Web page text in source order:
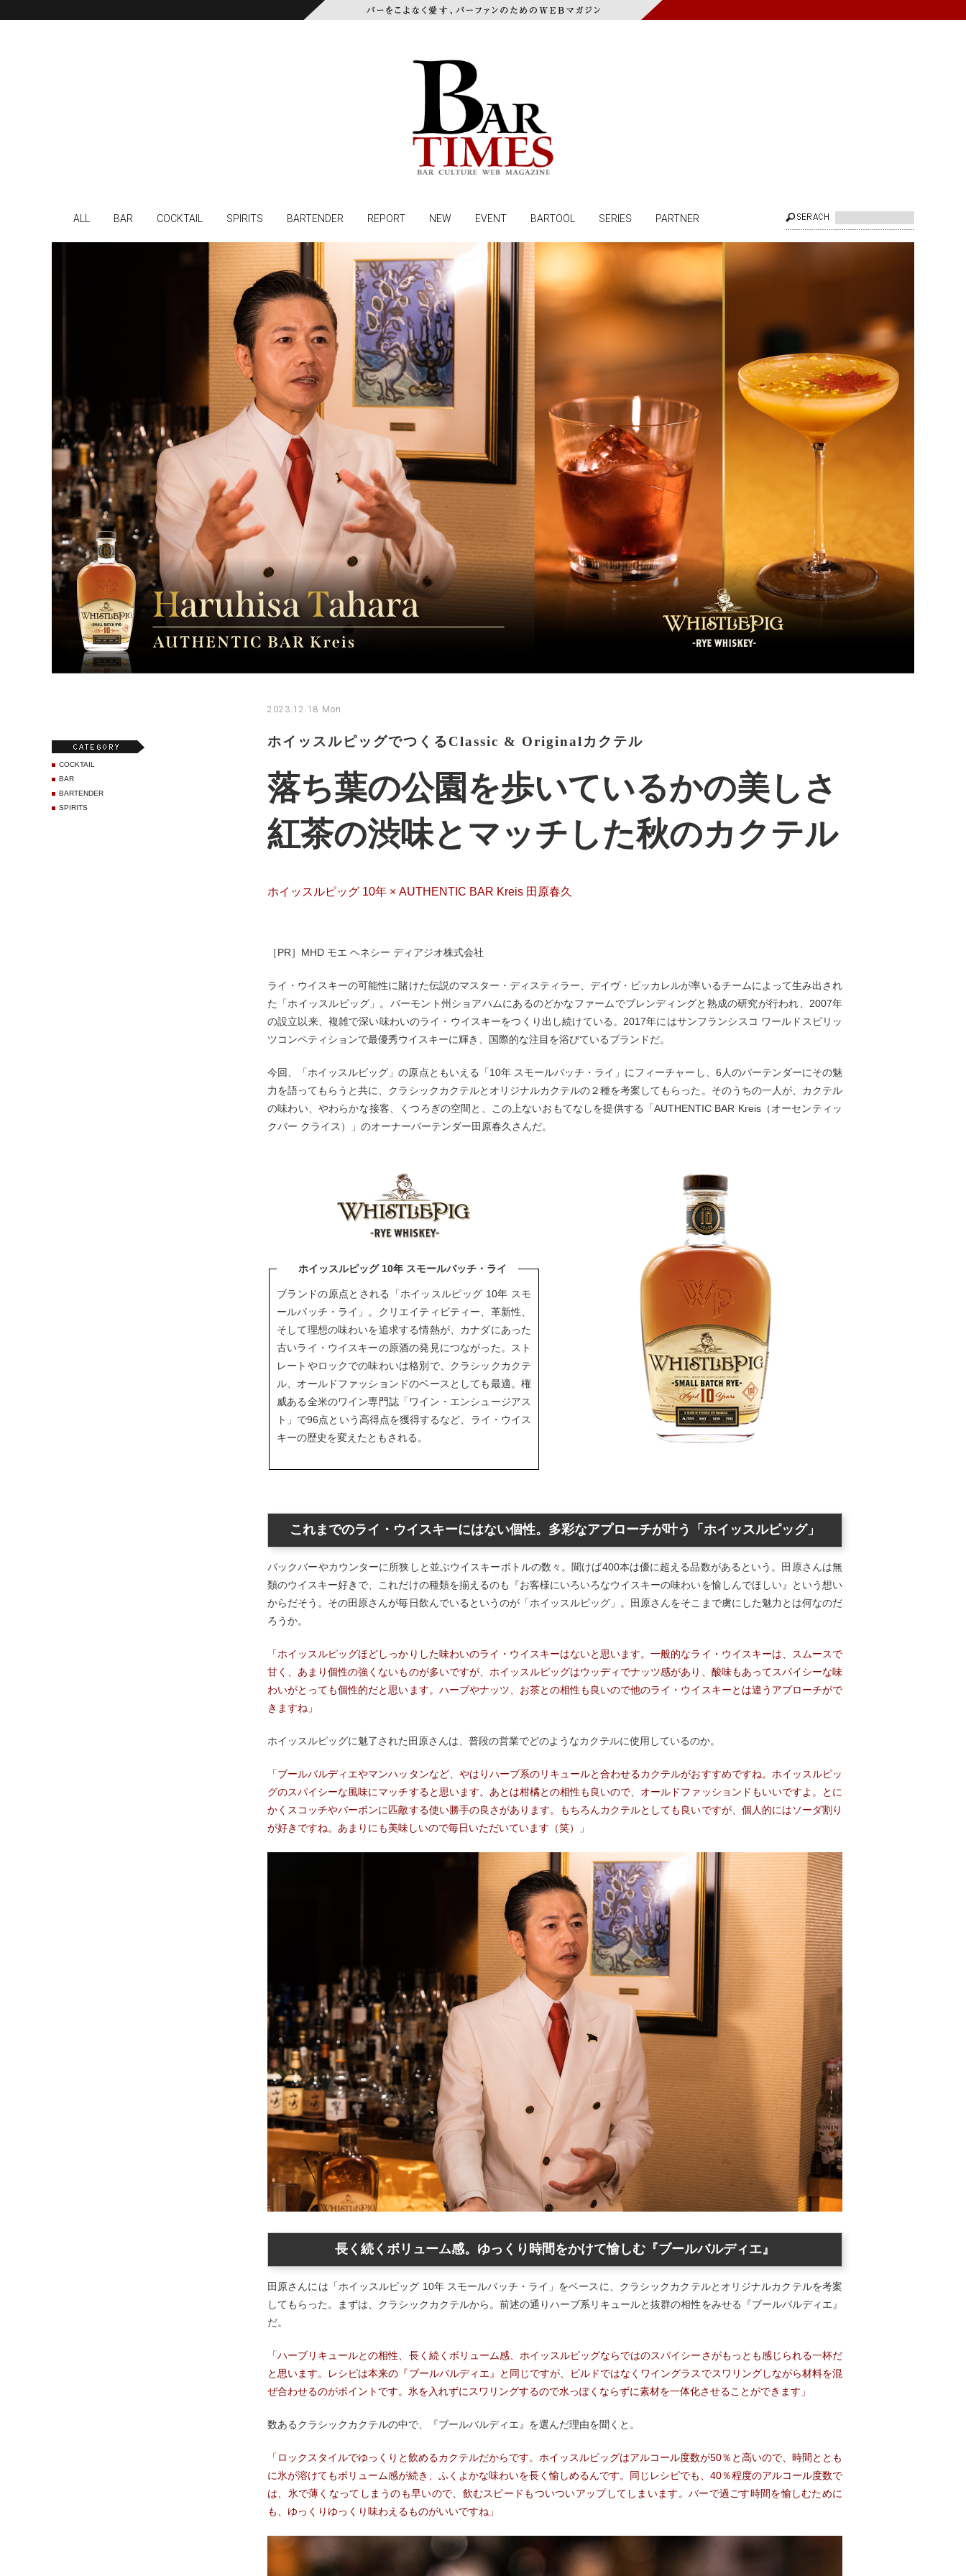
ALL BAR COCKTAIL SPIRITS BARTENDER REPORT NEW EVENT BARTOOL SERIES PARTNER
2023.12.18 Mon
ホイッスルピッグでつくるClassic & Originalカクテル
落ち葉の公園を歩いているかの美しさ
紅茶の渋味とマッチした秋のカクテル
ホイッスルピッグ 10年 × AUTHENTIC BAR Kreis 田原春久
［PR］MHD モエ ヘネシー ディアジオ株式会社
ライ・ウイスキーの可能性に賭けた伝説のマスター・ディスティラー、デイヴ・ピッカレルが率いるチームによって生み出され
た「ホイッスルピッグ」。バーモント州ショアハムにあるのどかなファームでブレンディングと熟成の研究が行われ、2007年
の設立以来、複雑で深い味わいのライ・ウイスキーをつくり出し続けている。2017年にはサンフランシスコ ワールドスピリッ
ツコンペティションで最優秀ウイスキーに輝き、国際的な注目を浴びているブランドだ。
今回、「ホイッスルピッグ」の原点ともいえる「10年 スモールバッチ・ライ」にフィーチャーし、6人のバーテンダーにその魅
力を語ってもらうと共に、クラシックカクテルとオリジナルカクテルの２種を考案してもらった。そのうちの一人が、カクテル
の味わい、やわらかな接客、くつろぎの空間と、この上ないおもてなしを提供する「AUTHENTIC BAR Kreis（オーセンティッ
クバー クライス）」のオーナーバーテンダー田原春久さんだ。
ホイッスルピッグ 10年 スモールバッチ・ライ
ブランドの原点とされる「ホイッスルピッグ 10年 スモ
ールバッチ・ライ」。クリエイティビティー、革新性、
そして理想の味わいを追求する情熱が、カナダにあった
古いライ・ウイスキーの原酒の発見につながった。スト
レートやロックでの味わいは格別で、クラシックカクテ
ル、オールドファッションドのベースとしても最適。権
威ある全米のワイン専門誌「ワイン・エンシュージアス
ト」で96点という高得点を獲得するなど、ライ・ウイス
キーの歴史を変えたともされる。
これまでのライ・ウイスキーにはない個性。多彩なアプローチが叶う「ホイッスルピッグ」
バックバーやカウンターに所狭しと並ぶウイスキーボトルの数々。聞けば400本は優に超える品数があるという。田原さんは無
類のウイスキー好きで、これだけの種類を揃えるのも『お客様にいろいろなウイスキーの味わいを愉しんでほしい』という想い
からだそう。その田原さんが毎日飲んでいるというのが「ホイッスルピッグ」。田原さんをそこまで虜にした魅力とは何なのだ
ろうか。
「ホイッスルピッグほどしっかりした味わいのライ・ウイスキーはないと思います。一般的なライ・ウイスキーは、スムースで
甘く、あまり個性の強くないものが多いですが、ホイッスルピッグはウッディでナッツ感があり、酸味もあってスパイシーな味
わいがとっても個性的だと思います。ハーブやナッツ、お茶との相性も良いので他のライ・ウイスキーとは違うアプローチがで
きますね」
ホイッスルピッグに魅了された田原さんは、普段の営業でどのようなカクテルに使用しているのか。
「ブールバルディエやマンハッタンなど、やはりハーブ系のリキュールと合わせるカクテルがおすすめですね。ホイッスルピッ
グのスパイシーな風味にマッチすると思います。あとは柑橘との相性も良いので、オールドファッションドもいいですよ。とに
かくスコッチやバーボンに匹敵する使い勝手の良さがあります。もちろんカクテルとしても良いですが、個人的にはソーダ割り
が好きですね。あまりにも美味しいので毎日いただいています（笑）」
長く続くボリューム感。ゆっくり時間をかけて愉しむ『ブールバルディエ』
田原さんには「ホイッスルピッグ 10年 スモールバッチ・ライ」をベースに、クラシックカクテルとオリジナルカクテルを考案
してもらった。まずは、クラシックカクテルから。前述の通りハーブ系リキュールと抜群の相性をみせる『ブールバルディエ』
だ。
「ハーブリキュールとの相性、長く続くボリューム感、ホイッスルピッグならではのスパイシーさがもっとも感じられる一杯だ
と思います。レシピは本来の『ブールバルディエ』と同じですが、ビルドではなくワイングラスでスワリングしながら材料を混
ぜ合わせるのがポイントです。氷を入れずにスワリングするので水っぽくならずに素材を一体化させることができます」
数あるクラシックカクテルの中で、『ブールバルディエ』を選んだ理由を聞くと。
「ロックスタイルでゆっくりと飲めるカクテルだからです。ホイッスルピッグはアルコール度数が50％と高いので、時間ととも
に氷が溶けてもボリューム感が続き、ふくよかな味わいを長く愉しめるんです。同じレシピでも、40％程度のアルコール度数で
は、氷で薄くなってしまうのも早いので、飲むスピードもついついアップしてしまいます。バーで過ごす時間を愉しむために
も、ゆっくりゆっくり味わえるものがいいですね」
COCKTAIL
BAR
BARTENDER
SPIRITS